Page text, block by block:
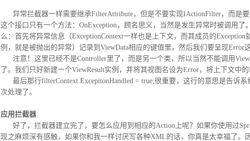
异常拦截器一样需要继承FilterAttribute，但是不要实现IActionFilter，而是要
这个接口只有一个方法：OnException，顾名思义，当然是发生异常时被调用了
么：首先将异常信息（ExceptionContext一样也是上下文，而其成员的Exception
例，就是被抛出的异常）记录到ViewData相应的键值里，然后我们要呈现Error
注意！这里已经不是Controller里了，而是另一个类，所以当然不能调用View
了。我们只好新建一个ViewResult实例，并将其视图名设为Error，将上下文中的
最后那行filterContext.ExcepitonHandled = true;很重要，这行的意思是告诉
次处理了。
应用拦截器
好了，拦截器建立完了，要怎么应用到相应的Action上呢？如果你使用过
现之麻烦深有感触，如果你和我一样讨厌写各种XML的话，你真是太幸福了。